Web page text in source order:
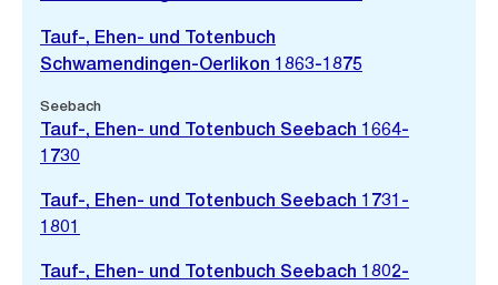
Tauf-, Ehen- und Totenbuch
Schwamendingen-Oerlikon 1863-1875
Seebach
Tauf-, Ehen- und Totenbuch Seebach 1664-
1730
Tauf-, Ehen- und Totenbuch Seebach 1731-
1801
Tauf-, Ehen- und Totenbuch Seebach 1802-